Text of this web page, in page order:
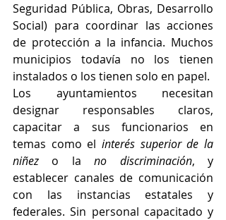
Seguridad Pública, Obras, Desarrollo
Social) para coordinar las acciones
de protección a la infancia. Muchos
municipios todavía no los tienen
instalados o los tienen solo en papel.
Los ayuntamientos necesitan
designar responsables claros,
capacitar a sus funcionarios en
temas como el interés superior de la
niñez o la no discriminación, y
establecer canales de comunicación
con las instancias estatales y
federales. Sin personal capacitado y